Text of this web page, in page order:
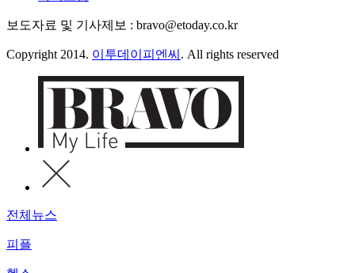
보도자료 및 기사제보 : bravo@etoday.co.kr
Copyright 2014. 이투데이피엔씨 . All rights reserved
전체뉴스
피플